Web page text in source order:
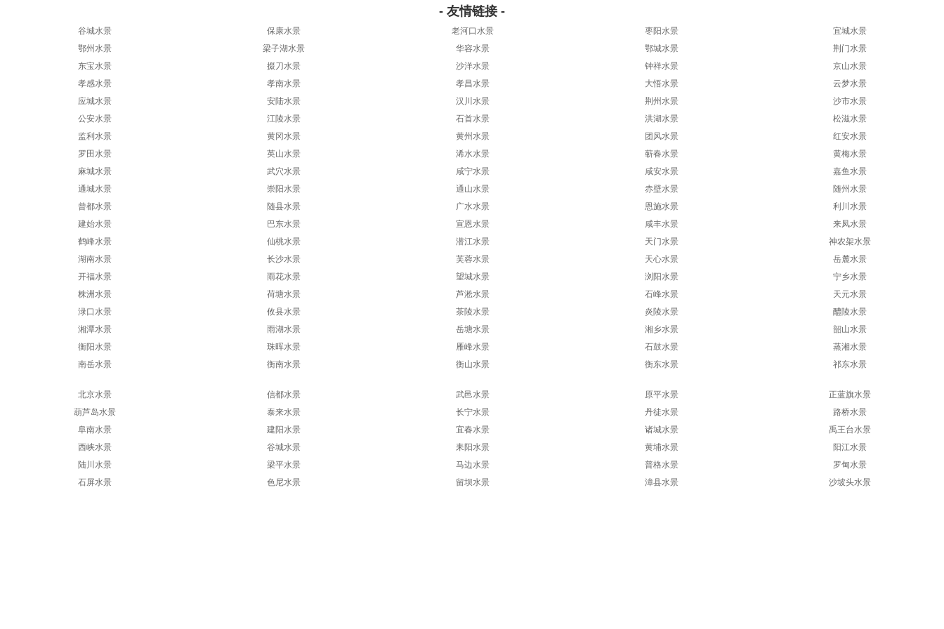
- 友情链接 -
谷城水景 保康水景 老河口水景 枣阳水景
宜城水景
鄂州水景
梁子湖水景 华容水景 鄂城水景
荆门水景
东宝水景
掇刀水景 沙洋水景 钟祥水景
京山水景
孝感水景
孝南水景 孝昌水景 大悟水景
云梦水景
应城水景
安陆水景 汉川水景 荆州水景
沙市水景
公安水景
江陵水景 石首水景 洪湖水景
松滋水景
监利水景
黄冈水景 黄州水景 团风水景
红安水景
罗田水景
英山水景 浠水水景 蕲春水景
黄梅水景
麻城水景
武穴水景 咸宁水景 咸安水景
嘉鱼水景
通城水景
崇阳水景 通山水景 赤壁水景
随州水景
曾都水景
随县水景 广水水景 恩施水景
利川水景
建始水景
巴东水景 宣恩水景 咸丰水景
来凤水景
鹤峰水景
仙桃水景 潜江水景 天门水景
神农架水景
湖南水景
长沙水景 芙蓉水景 天心水景
岳麓水景
开福水景
雨花水景 望城水景 浏阳水景
宁乡水景
株洲水景
荷塘水景 芦淞水景 石峰水景
天元水景
渌口水景
攸县水景 茶陵水景 炎陵水景
醴陵水景
湘潭水景
雨湖水景 岳塘水景 湘乡水景
韶山水景
衡阳水景
珠晖水景 雁峰水景 石鼓水景
蒸湘水景
南岳水景
衡南水景 衡山水景 衡东水景 祁东水景
北京水景 信都水景 武邑水景 原平水景
正蓝旗水景
葫芦岛水景
泰来水景 长宁水景 丹徒水景
路桥水景
阜南水景
建阳水景 宜春水景 诸城水景
禹王台水景
西峡水景
谷城水景 耒阳水景 黄埔水景
阳江水景
陆川水景
梁平水景 马边水景 普格水景
罗甸水景
石屏水景
色尼水景 留坝水景 漳县水景 沙坡头水景